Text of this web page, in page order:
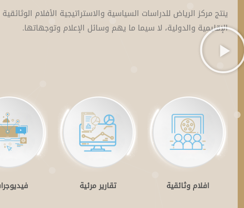
ينتج مركز الرياض للدراسات السياسية والاستراتيجية الأفلام
الإقليمية والدولية، لا سيما ما يهم وسائل الإعلام وتوجهاتها.
افلام وثائقية تقارير مرئية